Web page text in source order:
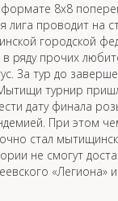
8х8
лига проводит на
городской
ряду прочих
За тур до
турнир
дату финала
При этом
стал
не смогут
«Легиона»